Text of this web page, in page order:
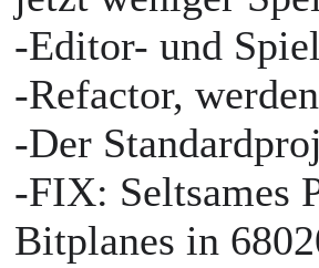
-Editor- und
-Refactor,
-Der
-FIX: Seltsames
Bitplanes in